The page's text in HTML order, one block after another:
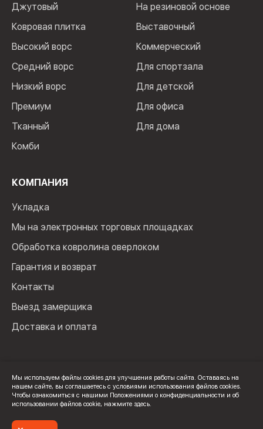
Джутовый
Ковровая плитка
Высокий ворс
Средний ворс
Низкий ворс
Премиум
Тканный
Комби
На резиновой основе
Выставочный
Коммерческий
Для спортзала
Для детской
Для офиса
Для дома
КОМПАНИЯ
Укладка
Мы на электронных торговых площадках
Обработка ковролина оверлоком
Гарантия и возврат
Контакты
Выезд замерщика
Доставка и оплата
© 2024 Мир Ковролина. ИП Зверев Максим Ильич. ИНН:
100502600325
Мы используем файлы cookies для улучшения работы сайта. Оставаясь на
нашем сайте, вы соглашаетесь с условиями использования файлов cookies.
Чтобы ознакомиться с нашими Положениями о конфиденциальности и об
использовании файлов cookie, нажмите здесь.